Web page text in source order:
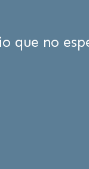
que no